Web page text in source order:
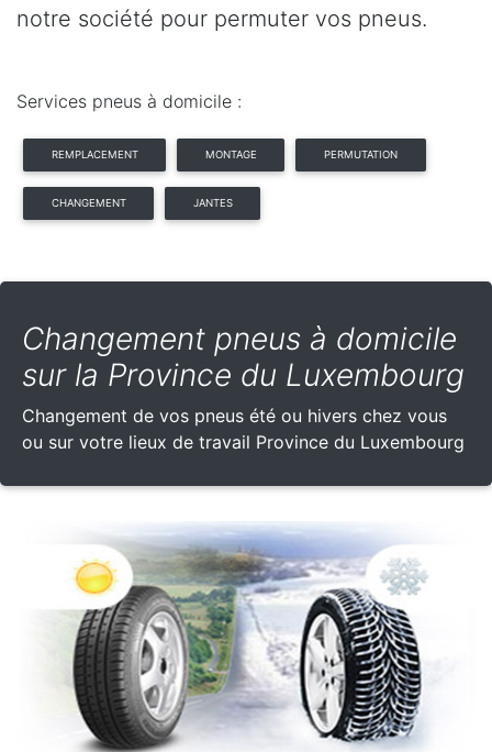
notre société pour permuter vos pneus.
Services pneus à domicile :
REMPLACEMENT MONTAGE PERMUTATION
CHANGEMENT JANTES
Changement pneus à domicile
sur la Province du Luxembourg
Changement de vos pneus été ou hivers chez vous
ou sur votre lieux de travail Province du Luxembourg